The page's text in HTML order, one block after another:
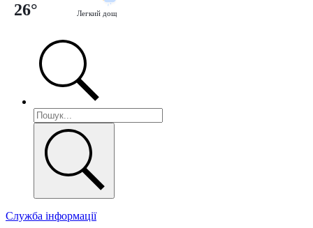
26° Легкий дощ
Служба інформації